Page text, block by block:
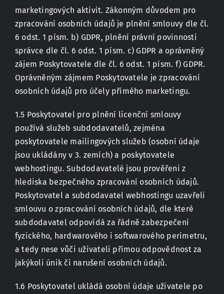
marketingových aktivit. Zákonným důvodem pro
zpracování osobních údajů je plnění smlouvy dle čl.
6 odst. 1 písm. b) GDPR, plnění právní povinnosti
správce dle čl. 6 odst. 1 písm. c) GDPR a oprávněný
zájem Poskytovatele dle čl. 6 odst. 1 písm. f) GDPR.
Oprávněným zájmem Poskytovatele je zpracování
osobních údajů pro účely přímého marketingu.
1.5 Poskytovatel pro plnění licenční smlouvy
používá služeb subdodavatelů, zejména
poskytovatele mailingových služeb (osobní údaje
jsou ukládány v 3. zemích) a poskytovatele
webhostingu. Subdodavatelé jsou prověřeni z
hlediska bezpečného zpracování osobních údajů.
Poskytovatel a subdodavatel webhostingu uzavřeli
smlouvu o zpracování osobních údajů, dle které
subdodavatel odpovídá za řádně zabezpečení
fyzického, hardwarového i softwarového perimetru,
a tedy nese vůči uživateli přímou odpovědnost za
jakýkoli únik či narušení osobních údajů.
1.6 Poskytovatel ukládá osobní údaje uživatele po